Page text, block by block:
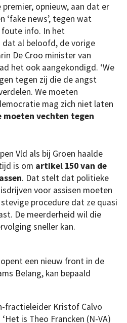
opnieuw, aan dat er
‘fake news’, tegen wat
info. In het
al beloofd, de vorige
De Croo minister van
het ook aangekondigd. ‘We
tegen zij die de angst
We moeten
mag zich niet laten
moeten vechten tegen
Vld als bij Groen haalde
is om artikel 150 van de
. Dat stelt dat politieke
voor assisen moeten
procedure dat ze quasi
De meerderheid wil die
sneller kan.
een nieuw front in de
Belang, kan bepaald
fractieleider Kristof Calvo
is Theo Francken (N-VA)